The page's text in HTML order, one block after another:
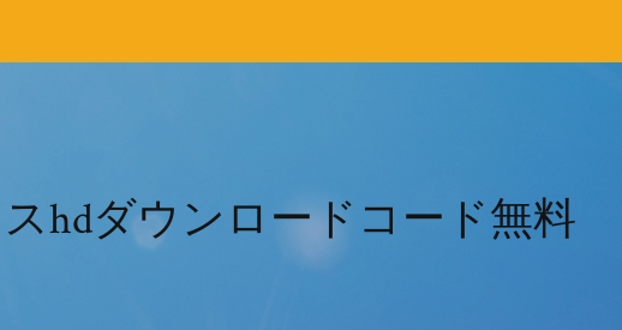
hdダウンロードコード無料